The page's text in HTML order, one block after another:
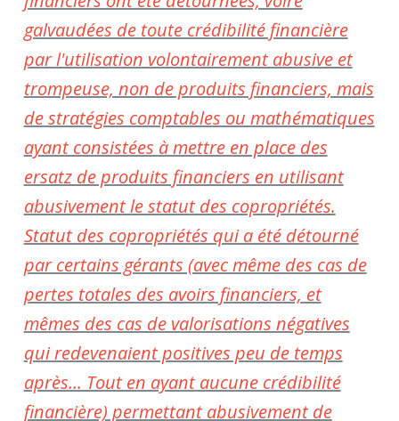
galvaudées de toute crédibilité financière
par l'utilisation volontairement abusive et
trompeuse, non de produits financiers, mais
de stratégies comptables ou mathématiques
ayant consistées à mettre en place des
ersatz de produits financiers en utilisant
abusivement le statut des copropriétés.
Statut des copropriétés qui a été détourné
par certains gérants (avec même des cas de
pertes totales des avoirs financiers, et
mêmes des cas de valorisations négatives
qui redevenaient positives peu de temps
après... Tout en ayant aucune crédibilité
financière) permettant abusivement de